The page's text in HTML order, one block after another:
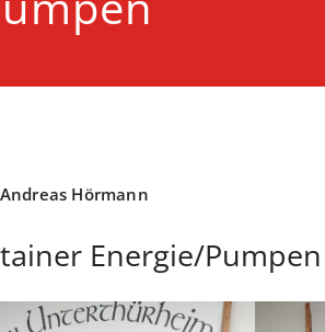
Andreas Hörmann
Energie/Pumpen